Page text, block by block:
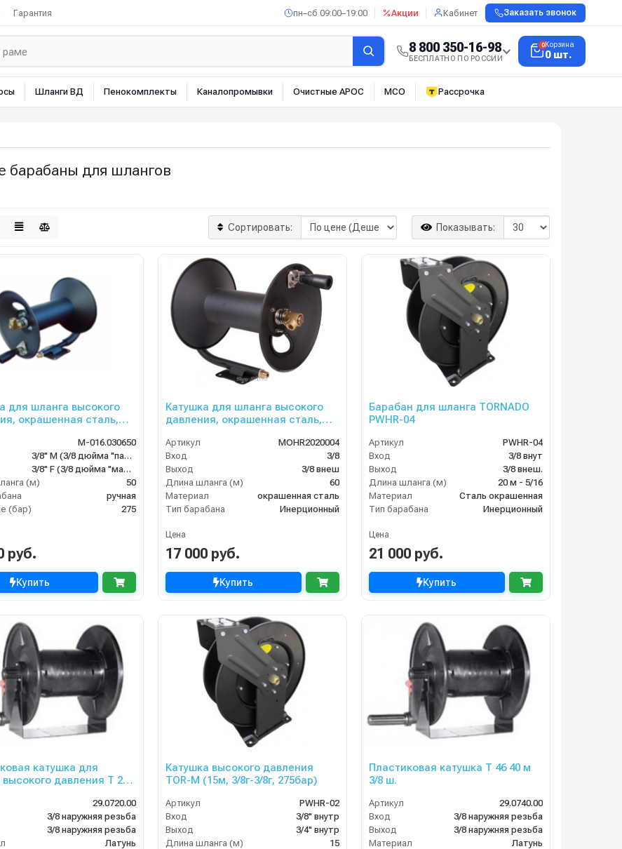
Гарантия пн–сб 09:00–19:00 Акции Кабинет Заказать звонок
8 800 350-16-98
БЕСПЛАТНО ПО РОССИИ
0Корзина
0 шт.
Шланги ВД Пенокомплекты Каналопромывки Очистные АРОС МСО Рассрочка
барабаны для шлангов
Сортировать: Показывать:
для шланга высокого
окрашенная сталь,
8внут
M-016.030650
3/8" M (3/8 дюйма "папа")
3/8" F (3/8 дюйма "мама")
(м)
50
ручная
(бар)
275
руб.
Купить
Катушка для шланга высокого
давления, окрашенная сталь,
3/8внеш
Артикул
MOHR2020004
Вход
3/8
Выход
3/8 внеш
Длина шланга (м)
60
Материал
окрашенная сталь
Тип барабана
Инерционный
Цена
17 000 руб.
Купить
Барабан для шланга TORNADO
PWHR-04
Артикул
PWHR-04
Вход
3/8 внут
Выход
3/8 внеш.
Длина шланга (м)
20 м - 5/16
Материал
Сталь окрашенная
Тип барабана
Инерционный
Цена
21 000 руб.
Купить
катушка для
давления T 26
29.0720.00
3/8 наружняя резьба
3/8 наружняя резьба
Латунь
Катушка высокого давления
TOR-M (15м, 3/8г-3/8г, 275бар)
Артикул
PWHR-02
Вход
3/8" внутр
Выход
3/4" внутр
Длина шланга (м)
15
Пластиковая катушка T 46 40 м
3/8 ш.
Артикул
29.0740.00
Вход
3/8 наружняя резьба
Выход
3/8 наружняя резьба
Материал
Латунь